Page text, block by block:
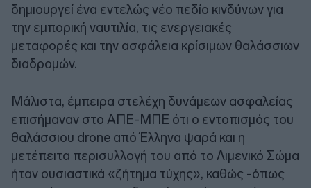
δημιουργεί ένα εντελώς νέο πεδίο κινδύνων για
την εμπορική ναυτιλία, τις ενεργειακές
μεταφορές και την ασφάλεια κρίσιμων θαλάσσιων
διαδρομών.
Μάλιστα, έμπειρα στελέχη δυνάμεων ασφαλείας
επισήμαναν στο ΑΠΕ-ΜΠΕ ότι ο εντοπισμός του
θαλάσσιου drone από Έλληνα ψαρά και η
μετέπειτα περισυλλογή του από το Λιμενικό Σώμα
ήταν ουσιαστικά «ζήτημα τύχης», καθώς -όπως